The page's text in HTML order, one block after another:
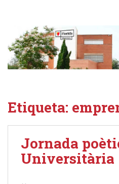
Etiqueta:
Jornada
Universitària